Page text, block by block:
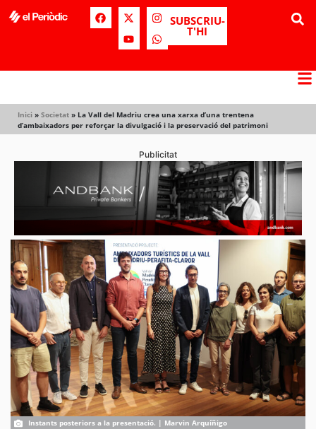
SUBSCRIU-
T'HI
Inici » Societat » La Vall del Madriu crea una xarxa d’una trentena
d’ambaixadors per reforçar la divulgació i la preservació del patrimoni
Publicitat
Instants posteriors a la presentació. | Marvin Arquíñigo